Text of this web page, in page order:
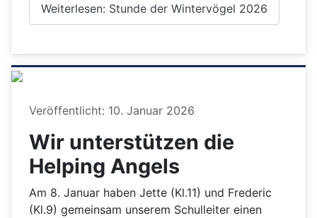
Weiterlesen: Stunde der Wintervögel 2026
Details
Veröffentlicht: 10. Januar 2026
Wir unterstützen die
Helping Angels
Am 8. Januar haben Jette (Kl.11) und Frederic
(Kl.9) gemeinsam unserem Schulleiter einen